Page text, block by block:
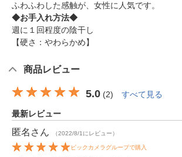
ふわふわした感触が、女性に人気です。
◆お手入れ方法◆
週に１回程度の陰干し
【硬さ：やわらかめ】
商品レビュー
5.0 (2) すべて見る
最新レビュー
匿名 さん （2022/8/1にレビュー）
ビックカメラグループで購入